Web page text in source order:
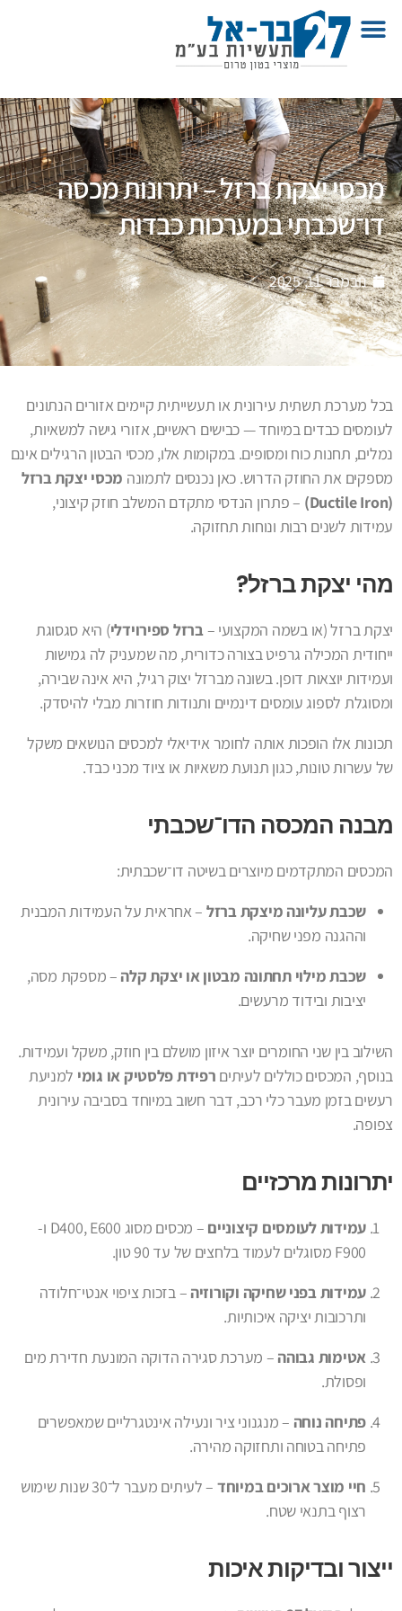
מכסי יצקת ברזל – יתרונות מכסה
דו־שכבתי במערכות כבדות
נובמבר 11, 2025
בכל מערכת תשתית עירונית או תעשייתית קיימים אזורים הנתונים
לעומסים כבדים במיוחד — כבישים ראשיים, אזורי גישה למשאיות,
נמלים, תחנות כוח ומסופים. במקומות אלו, מכסי הבטון הרגילים אינם
מספקים את החוזק הדרוש. כאן נכנסים לתמונה מכסי יצקת ברזל
(Ductile Iron)
– פתרון הנדסי מתקדם המשלב חוזק קיצוני,
עמידות לשנים רבות ונוחות תחזוקה.
מהי יצקת ברזל?
יצקת ברזל (או בשמה המקצועי –ברזל ספירוידלי) היא סגסוגת
ייחודית המכילה גרפיט בצורה כדורית, מה שמעניק לה גמישות
ועמידות יוצאות דופן. בשונה מברזל יצוק רגיל, היא אינה שבירה,
ומסוגלת לספוג עומסים דינמיים ותנודות חוזרות מבלי להיסדק.
תכונות אלו הופכות אותה לחומר אידיאלי למכסים הנושאים משקל
של עשרות טונות, כגון תנועת משאיות או ציוד מכני כבד.
מבנה המכסה הדו־שכבתי
המכסים המתקדמים מיוצרים בשיטה דו־שכבתית:
שכבת עליונה מיצקת ברזל – אחראית על העמידות המבנית
וההגנה מפני שחיקה.
שכבת מילוי תחתונה מבטון או יצקת קלה – מספקת מסה,
יציבות ובידוד מרעשים.
השילוב בין שני החומרים יוצר איזון מושלם בין חוזק, משקל ועמידות.
בנוסף, המכסים כוללים לעיתים רפידת פלסטיק או גומי למניעת
רעשים בזמן מעבר כלי רכב, דבר חשוב במיוחד בסביבה עירונית
צפופה.
יתרונות מרכזיים
עמידות לעומסים קיצוניים
– מכסים מסוג D400, E600 ו-
F900 מסוגלים לעמוד בלחצים של עד 90 טון.
עמידות בפני שחיקה וקורוזיה – בזכות ציפוי אנטי־חלודה
ותרכובות יציקה איכותיות.
אטימות גבוהה – מערכת סגירה הדוקה המונעת חדירת מים
ופסולת.
פתיחה נוחה – מנגנוני ציר ונעילה אינטגרליים שמאפשרים
פתיחה בטוחה ותחזוקה מהירה.
חיי מוצר ארוכים במיוחד
– לעיתים מעבר ל־30 שנות שימוש
רצוף בתנאי שטח.
ייצור ובדיקות איכות